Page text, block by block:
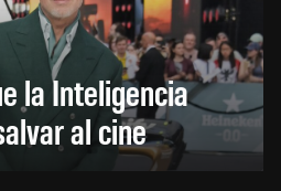
la Inteligencia
al cine